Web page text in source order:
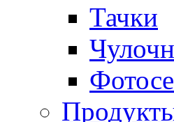
Тачки